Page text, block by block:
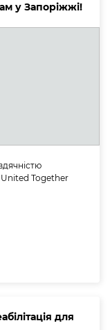
у Запоріжжі!
Together
для